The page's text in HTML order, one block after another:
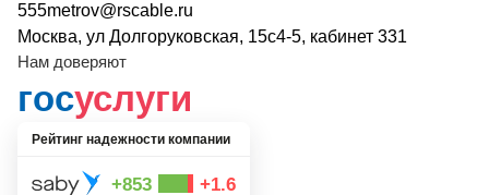
555metrov@rscable.ru
Москва, ул Долгоруковская, 15с4-5, кабинет 331
Нам доверяют
госуслуги
Рейтинг надежности компании
+853 +1.6